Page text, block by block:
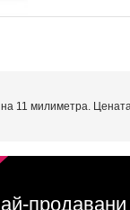
11 милиметра.
продавани